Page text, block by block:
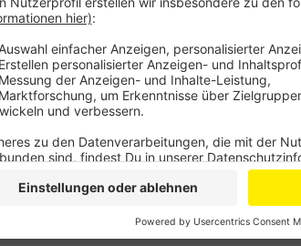
Verantwortlichen. Die Stadt
Subvariante B.1
Moderna verimpft werden.
dem Lieferdatum sowie der
Anzeige